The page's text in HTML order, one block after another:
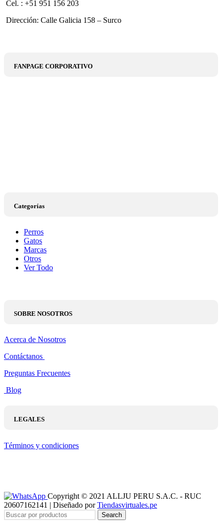
Cel. : +51 951 156 203
Dirección: Calle Galicia 158 – Surco
FANPAGE CORPORATIVO
Categorías
Perros
Gatos
Marcas
Otros
Ver Todo
SOBRE NOSOTROS
Acerca de Nosotros
Contáctanos
Preguntas Frecuentes
Blog
LEGALES
Términos y condiciones
Copyright © 2021 ALLJU PERU S.A.C. - RUC
20607162141 | Diseñado porTiendasvirtuales.pe
Search